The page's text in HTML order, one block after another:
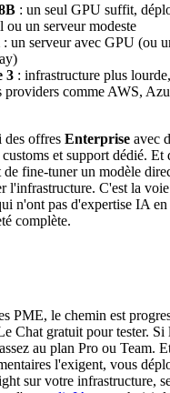
: un seul GPU suffit,
ou un serveur modeste
: un serveur avec GPU (ou
3 : infrastructure plus
providers comme AWS,
des offres Enterprise avec
et support dédié. Et
de fine-tuner un modèle
l'infrastructure. C'est la
n'ont pas d'expertise IA
complète.
PME, le chemin est
Chat gratuit pour tester. Si
au plan Pro ou Team.
l'exigent, vous
sur votre infrastructure,